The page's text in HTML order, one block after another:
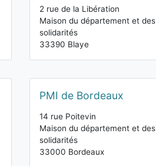
2 rue de la Libération
Maison du département et des
solidarités
33390 Blaye
PMI de Bordeaux
14 rue Poitevin
Maison du département et des
solidarités
33000 Bordeaux